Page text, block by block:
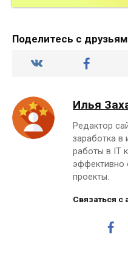
Поделитесь с
Илья
Редактор
заработка в
работы в IT
эффективно
проекты.
Связаться с